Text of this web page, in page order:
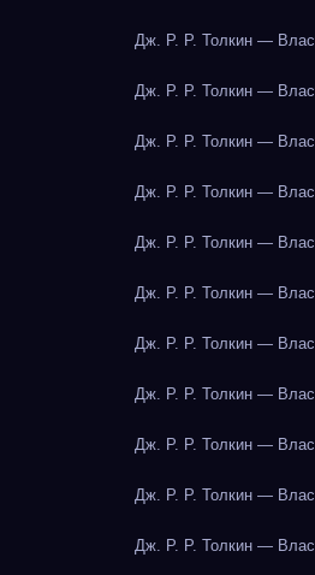
Дж. Р. Р. Толкин —
Дж. Р. Р. Толкин —
Дж. Р. Р. Толкин —
Дж. Р. Р. Толкин —
Дж. Р. Р. Толкин —
Дж. Р. Р. Толкин —
Дж. Р. Р. Толкин —
Дж. Р. Р. Толкин —
Дж. Р. Р. Толкин —
Дж. Р. Р. Толкин —
Дж. Р. Р. Толкин —